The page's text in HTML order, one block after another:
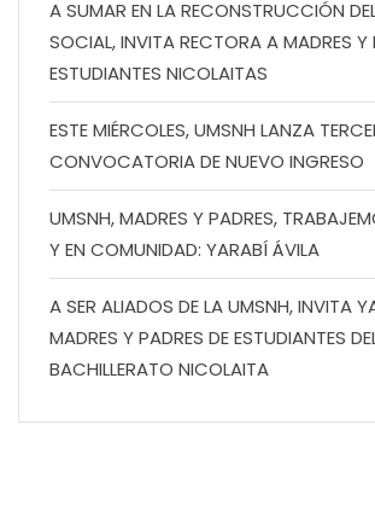
A SUMAR EN LA RECONSTRUCCIÓN
SOCIAL, INVITA RECTORA A MADRES Y
ESTUDIANTES NICOLAITAS
ESTE MIÉRCOLES, UMSNH LANZA
CONVOCATORIA DE NUEVO INGRESO
UMSNH, MADRES Y PADRES,
Y EN COMUNIDAD: YARABÍ ÁVILA
A SER ALIADOS DE LA UMSNH, INVITA
MADRES Y PADRES DE ESTUDIANTES
BACHILLERATO NICOLAITA